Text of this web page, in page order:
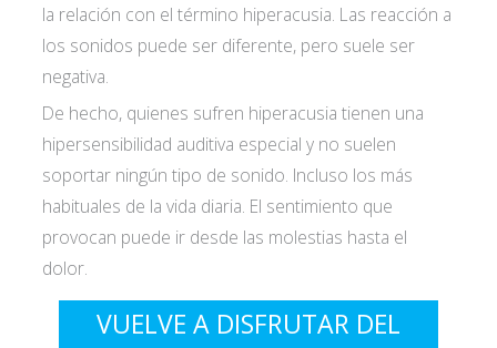
la relación con el término hiperacusia. Las reacción a
los sonidos puede ser diferente, pero suele ser
negativa.
De hecho, quienes sufren hiperacusia tienen una
hipersensibilidad auditiva especial y no suelen
soportar ningún tipo de sonido. Incluso los más
habituales de la vida diaria. El sentimiento que
provocan puede ir desde las molestias hasta el
dolor.
VUELVE A DISFRUTAR DEL